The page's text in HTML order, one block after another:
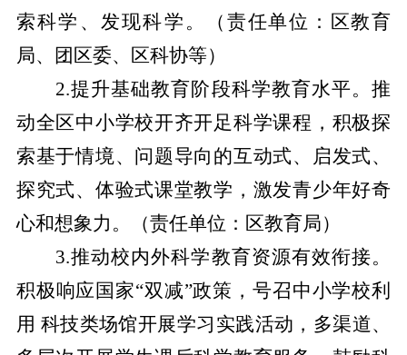
索科学、发现科学。
（责任单位：区教育
局、团区委、区科协等）
2.提升基础教育阶段科学教育水平。推
动全区中小学校开齐开足科学课程，积极探
索基于情境、问题导向的互动式、启发式、
探究式、体验式课堂教学，激发青少年好奇
心和想象力。
（责任单位：区教育局）
3.推动校内外科学教育资源有效衔接。
积极响应国家“双减”政策，号召中小学校利
用 科技类场馆开展学习实践活动，多渠道、